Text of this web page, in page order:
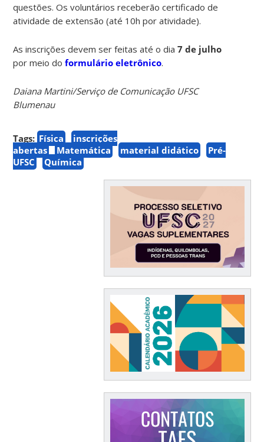
questões. Os voluntários receberão certificado de
atividade de extensão (até 10h por atividade).
As inscrições devem ser feitas até o dia7 de julho
por meio doformulário eletrônico.
Daiana Martini/Serviço de Comunicação UFSC
Blumenau
Tags: Física
inscrições
abertas
Matemática material didático
Pré-
UFSC
Química